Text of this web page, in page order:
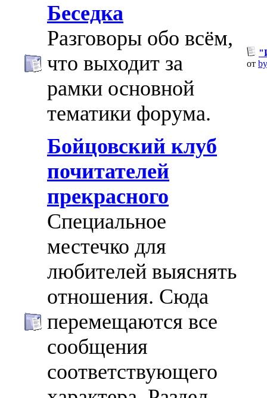
Беседка
Разговоры обо всём,
что выходит за
рамки основной
тематики форума.
от
Бойцовский клуб
почитателей
прекрасного
Специальное
местечко для
любителей выяснять
отношения. Сюда
перемещаются все
сообщения
соответствующего